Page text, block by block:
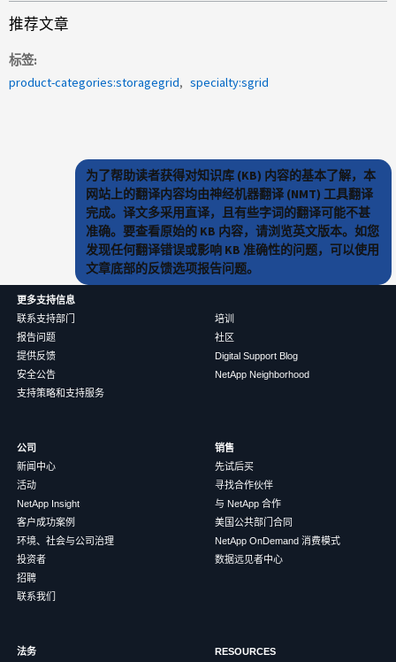
推荐文章
标签
product-categories:storagegrid
specialty:sgrid
为了帮助读者获得对知识库 (KB) 内容的基本了解，本
网站上的翻译内容均由神经机器翻译 (NMT) 工具翻译
完成。译文多采用直译，且有些字词的翻译可能不甚
准确。要查看原始的 KB 内容，请浏览英文版本。如您
发现任何翻译错误或影响 KB 准确性的问题，可以使用
文章底部的反馈选项报告问题。
更多支持信息
联系支持部门
报告问题
提供反馈
安全公告
支持策略和支持服务
培训
社区
Digital Support Blog
NetApp Neighborhood
公司
新闻中心
活动
NetApp Insight
客户成功案例
环境、社会与公司治理
投资者
招聘
联系我们
销售
先试后买
寻找合作伙伴
与 NetApp 合作
美国公共部门合同
NetApp OnDemand 消费模式
数据远见者中心
法务 RESOURCES